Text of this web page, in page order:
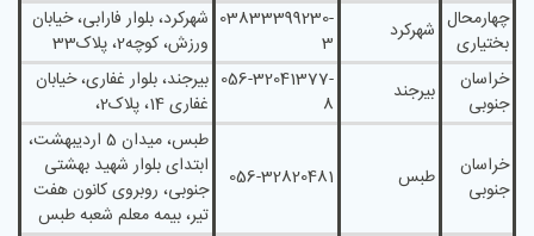
چهارمحال
بختیاری
شهرکرد
03833399230-
3
شهرکرد، بلوار فارابی، خیابان
ورزش، کوچه2، پلاک33
خراسان
جنوبی
بیرجند
056-32041377-
8
بیرجند، بلوار غفاری، خیابان
غفاری 14، پلاک2،
خراسان
جنوبی
طبس 056-32820481
طبس، میدان 5 اردیبهشت،
ابتدای بلوار شهید بهشتی
جنوبی، روبروی کانون هفت
تیر، بیمه معلم شعبه طبس